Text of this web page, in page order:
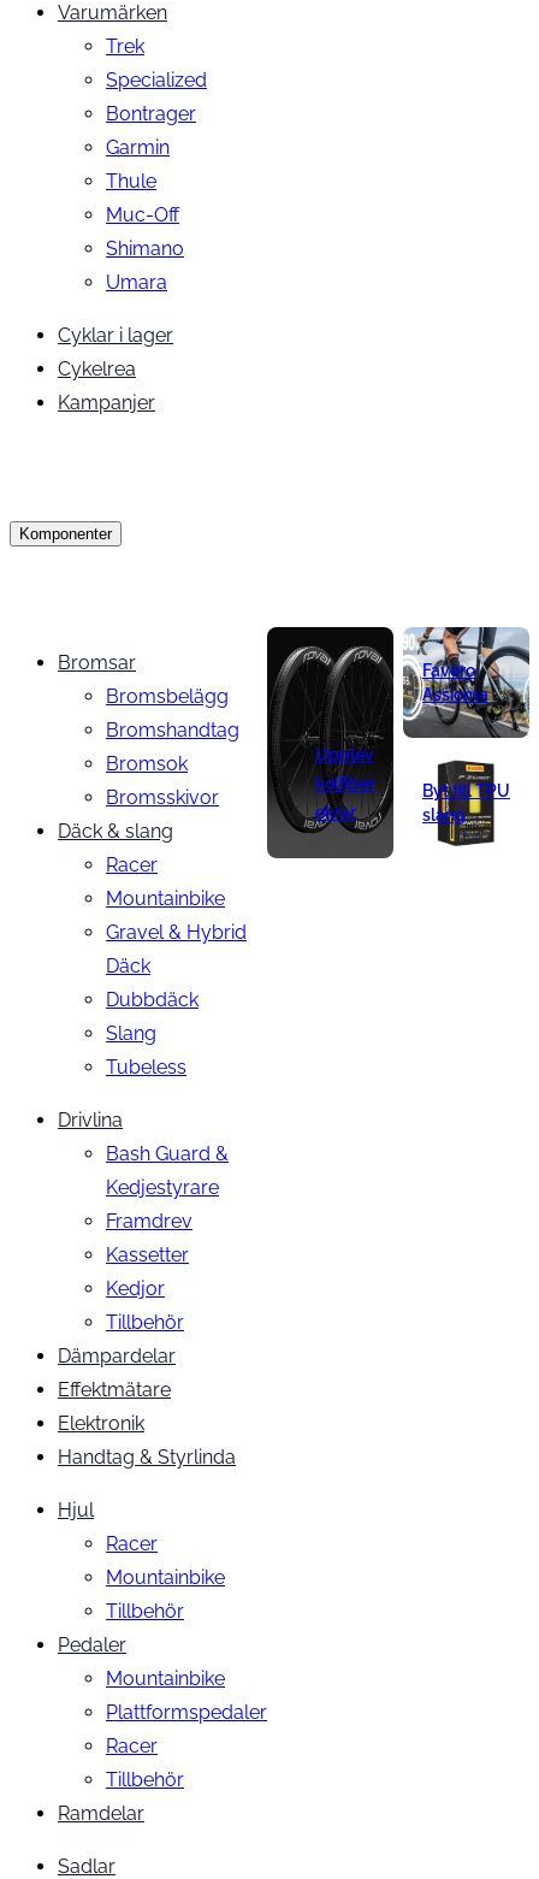
Varumärken
Trek
Specialized
Bontrager
Garmin
Thule
Muc-Off
Shimano
Umara
Cyklar i lager
Cykelrea
Kampanjer
Komponenter
Bromsar
Bromsbelägg
Bromshandtag
Bromsok
Bromsskivor
Däck & slang
Racer
Mountainbike
Gravel & Hybrid
Däck
Dubbdäck
Slang
Tubeless
Drivlina
Bash Guard &
Kedjestyrare
Framdrev
Kassetter
Kedjor
Tillbehör
Dämpardelar
Effektmätare
Elektronik
Handtag & Styrlinda
Hjul
Racer
Mountainbike
Tillbehör
Pedaler
Mountainbike
Plattformspedaler
Racer
Tillbehör
Ramdelar
Sadlar
Upplev
kolfiber
ekrar
Favero
Assioma
Byt till TPU
slang